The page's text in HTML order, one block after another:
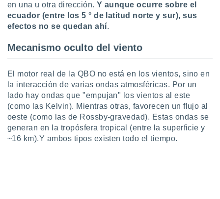
datos
momento
en
de
en una u otra dirección. Y aunque ocurre sobre el
ecuador (entre los 5 ° de latitud norte y sur), sus
efectos no se quedan ahí.
Mecanismo oculto del viento
El motor real de la QBO no está en los vientos, sino en
la interacción de varias ondas atmosféricas. Por un
lado hay ondas que "empujan" los vientos al este
(como las Kelvin). Mientras otras, favorecen un flujo al
oeste (como las de Rossby-gravedad). Estas ondas se
generan en la tropósfera tropical (entre la superficie y
~16 km).Y ambos tipos existen todo el tiempo.